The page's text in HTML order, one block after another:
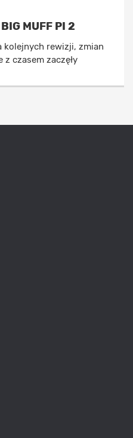
MUFF PI 2
kolejnych rewizji, zmian
czasem zaczęły